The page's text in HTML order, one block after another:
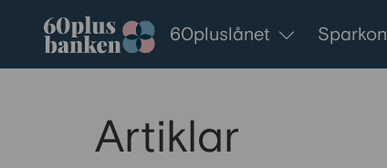
Gå till innehållet
60pluslånet
Artiklar